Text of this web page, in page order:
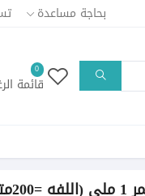
بحاجة مساعدة
0
قائمة